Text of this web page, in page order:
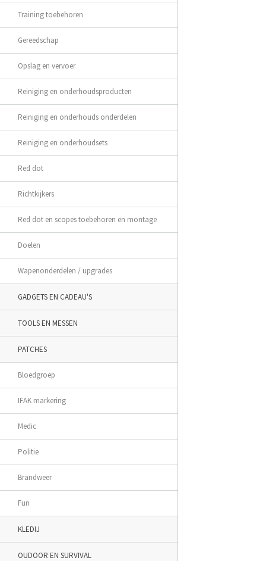
Training toebehoren
Gereedschap
Opslag en vervoer
Reiniging en onderhoudsproducten
Reiniging en onderhouds onderdelen
Reiniging en onderhoudsets
Red dot
Richtkijkers
Red dot en scopes toebehoren en montage
Doelen
Wapenonderdelen / upgrades
GADGETS EN CADEAU'S
TOOLS EN MESSEN
PATCHES
Bloedgroep
IFAK markering
Medic
Politie
Brandweer
Fun
KLEDIJ
OUDOOR EN SURVIVAL